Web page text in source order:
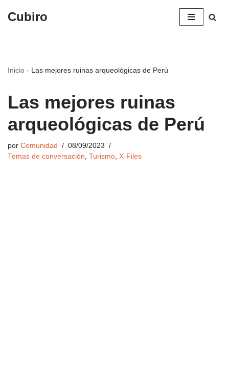
Cubiro
Inicio - Las mejores ruinas arqueológicas de Perú
Las mejores ruinas
arqueológicas de Perú
por Comunidad
08/09/2023
Temas de conversación, Turismo, X-Files